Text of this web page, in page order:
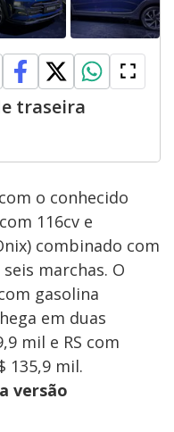
traseira
o conhecido
116cv e
combinado com
marchas. O
gasolina
em duas
mil e RS com
135,9 mil.
versão